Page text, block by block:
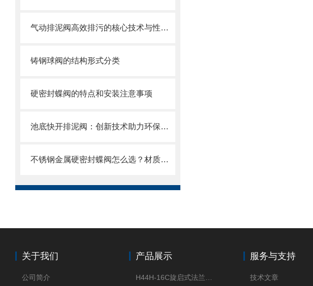
气动排泥阀高效排污的核心技术与性能解析
铸钢球阀的结构形式分类
硬密封蝶阀的特点和安装注意事项
池底快开排泥阀：创新技术助力环保产业
不锈钢金属硬密封蝶阀怎么选？材质、压力、温度一文搞定选购指南
关于我们
公司简介
产品展示 服务与支持
技术文章